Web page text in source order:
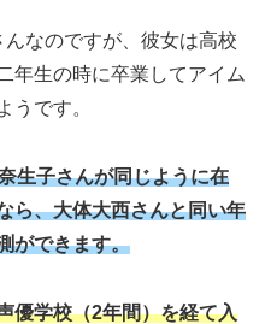
なのですが、彼女は高校
年生の時に卒業してアイム
うです。
生子さんが同じように在
ら、大体大西さんと同い年
ができます。
優学校（2年間）を経て入